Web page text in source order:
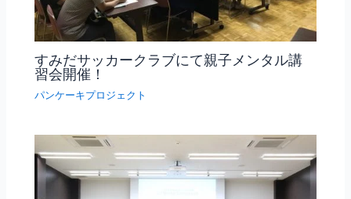
すみだサッカークラブにて親子メンタル講
習会開催！
パンケーキプロジェクト